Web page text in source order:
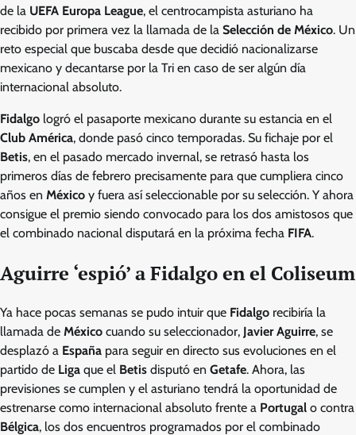
de la UEFA Europa League, el centrocampista asturiano ha
recibido por primera vez la llamada de la Selección de México. Un
reto especial que buscaba desde que decidió nacionalizarse
mexicano y decantarse por la Tri en caso de ser algún día
internacional absoluto.
Fidalgo logró el pasaporte mexicano durante su estancia en el
Club América, donde pasó cinco temporadas. Su fichaje por el
Betis, en el pasado mercado invernal, se retrasó hasta los
primeros días de febrero precisamente para que cumpliera cinco
años en México y fuera así seleccionable por su selección. Y ahora
consigue el premio siendo convocado para los dos amistosos que
el combinado nacional disputará en la próxima fecha FIFA.
Aguirre ‘espió’ a Fidalgo en el Coliseum
Ya hace pocas semanas se pudo intuir que Fidalgo recibiría la
llamada de México cuando su seleccionador, Javier Aguirre, se
desplazó a España para seguir en directo sus evoluciones en el
partido de Liga que el Betis disputó en Getafe. Ahora, las
previsiones se cumplen y el asturiano tendrá la oportunidad de
estrenarse como internacional absoluto frente a Portugal o contra
Bélgica, los dos encuentros programados por el combinado